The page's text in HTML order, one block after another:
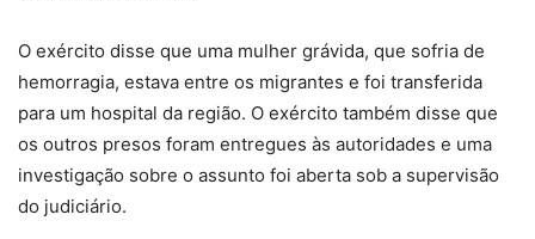
O exército disse que uma mulher grávida, que sofria de
hemorragia, estava entre os migrantes e foi transferida
para um hospital da região. O exército também disse que
os outros presos foram entregues às autoridades e uma
investigação sobre o assunto foi aberta sob a supervisão
do judiciário.